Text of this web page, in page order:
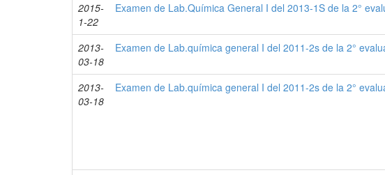
2015-
1-22
Examen de Lab.Química General I del 2013-1S de la 2°
2013-
03-18
Examen de Lab.química general I del 2011-2s de la 2°
2013-
03-18
Examen de Lab.química general I del 2011-2s de la 2°